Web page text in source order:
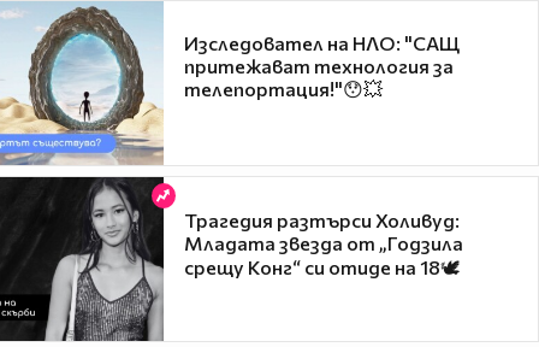
Изследовател на НЛО: "САЩ
притежават технология за
телепортация!"😯💥
Трагедия разтърси Холивуд:
Младата звезда от „Годзила
срещу Конг“ си отиде на 18🕊️